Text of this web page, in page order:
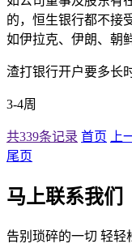
的，恒生银行都不接
如伊拉克、伊朗、朝
渣打银行开户要多长
3-4周
共339条记录 首页 上
尾页
马上联系我们
告别琐碎的一切 轻轻